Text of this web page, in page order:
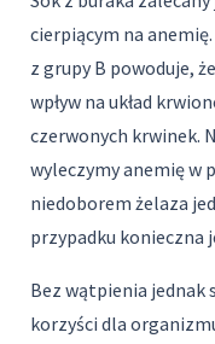
cierpiącym na
z grupy B powoduje,
wpływ na układ
czerwonych krwinek.
wyleczymy anemię w
niedoborem żelaza
przypadku konieczna
Bez wątpienia jednak
korzyści dla